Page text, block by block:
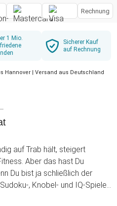
Rechnung
1 Mio.
Sicherer Kauf
auf Rechnung
Hannover | Versand aus Deutschland
auf Trab hält, steigert
Aber das hast Du
Du bist ja schließlich der
und IQ-Spiele
die Du kennst,